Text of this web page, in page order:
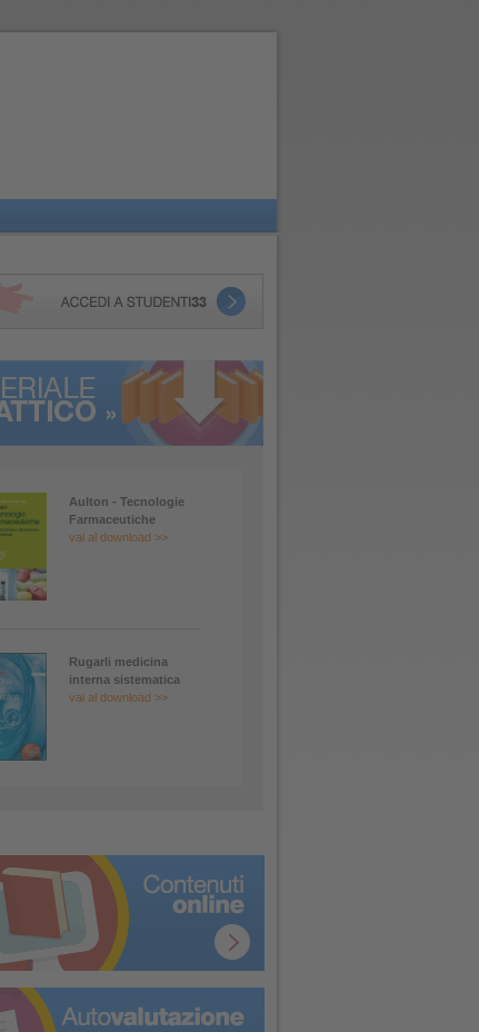
Aulton - Tecnologie
Farmaceutiche
vai al download >>
Rugarli medicina
interna sistematica
vai al download >>